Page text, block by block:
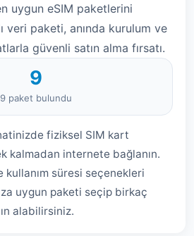
uygun eSIM paketlerini
veri paketi, anında kurulum ve
güvenli satın alma fırsatı.
9
9 paket bulundu
fiziksel SIM kart
kalmadan internete bağlanın.
kullanım süresi seçenekleri
uygun paketi seçip birkaç
alabilirsiniz.